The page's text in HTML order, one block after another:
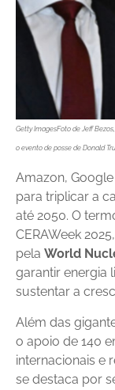
Getty ImagesFoto de Jeff
o evento de posse de Donald
Amazon,
para triplicar a
até 2050. O
CERAWeek
pela World
garantir energia
sustentar a
Além das
o apoio de 140
internacionais e
se destaca por